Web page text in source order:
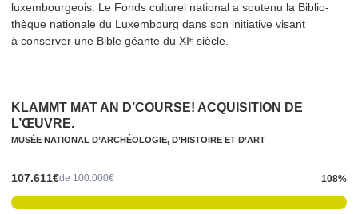
lux­em­bour­geois. Le Fonds culturel national a soutenu la Bib­lio­
thèque nationale du Luxembourg dans son initiative visant
à conserver une Bible géante du XIᵉ siècle.
KLAMMT MAT AN D’COURSE! ACQUISITION DE
L’ŒUVRE.
MUSÉE NATIONAL D’ARCHÉOLOGIE, D’HISTOIRE ET D’ART
107.611€de 100.000€ 108%